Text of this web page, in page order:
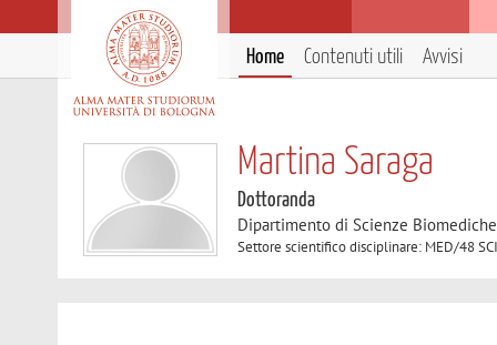
Home Contenuti utili Avvisi
Martina Saraga
Dottoranda
Dipartimento di Scienze
Settore scientifico disciplinare: MED/48